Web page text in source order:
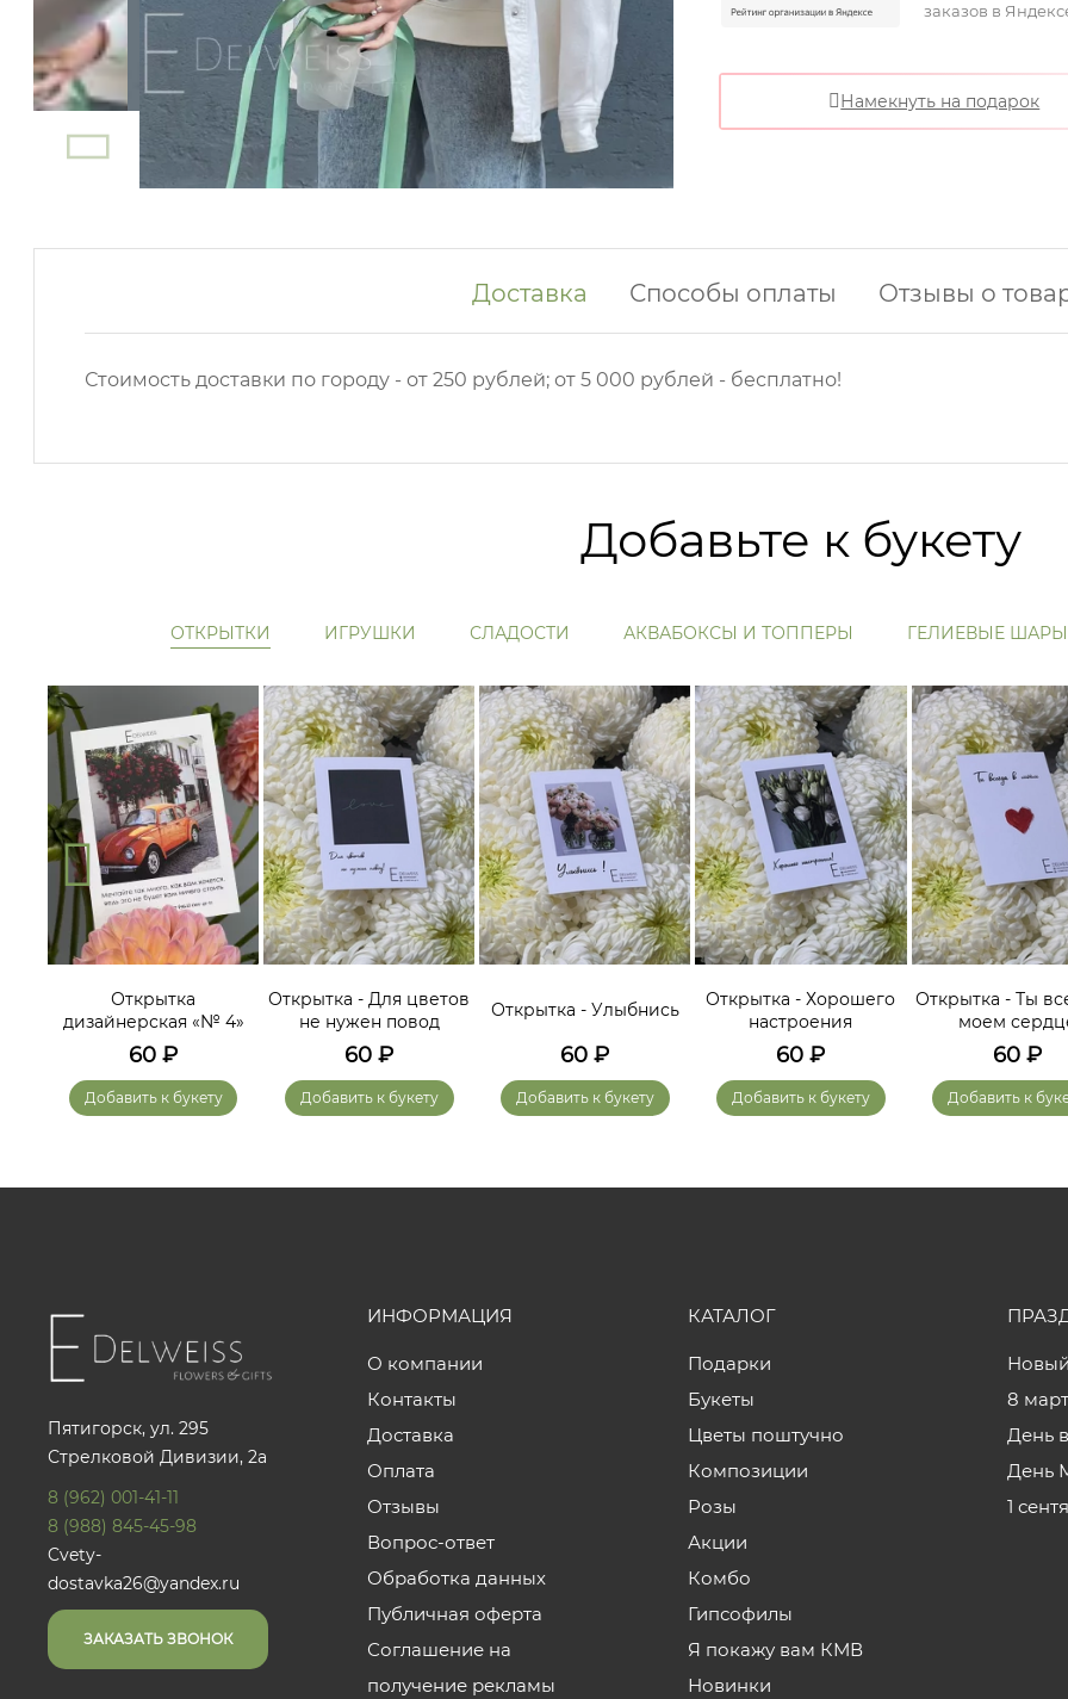
заказов в
Намекнуть на подарок
Доставка Способы оплаты Отзывы о
Стоимость доставки по городу - от 250 рублей; от 5 000 рублей - бесплатно!
Добавьте к букету
ОТКРЫТКИ ИГРУШКИ СЛАДОСТИ АКВАБОКСЫ И ТОППЕРЫ ГЕЛИЕВЫЕ ШАРЫ
Открытка
дизайнерская «№ 4»
60 ₽
Добавить к букету
Открытка - Для цветов
не нужен повод
60 ₽
Добавить к букету
Открытка - Улыбнись
60 ₽
Добавить к букету
Открытка - Хорошего
настроения
60 ₽
Добавить к букету
Открытка - Ты
моем
60₽
Добавить к
Пятигорск, ул. 295
Стрелковой Дивизии, 2а
8 (962) 001-41-11
8 (988) 845-45-98
Cvety-
dostavka26@yandex.ru
ЗАКАЗАТЬ ЗВОНОК
ИНФОРМАЦИЯ
О компании
Контакты
Доставка
Оплата
Отзывы
Вопрос-ответ
Обработка данных
Публичная оферта
Соглашение на
получение рекламы
КАТАЛОГ
Подарки
Букеты
Цветы поштучно
Композиции
Розы
Акции
Комбо
Гипсофилы
Я покажу вам КМВ
Новинки
8
День
День
1